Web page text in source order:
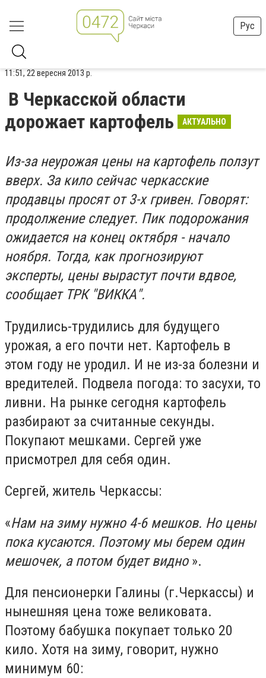
Рус
11:51, 22 вересня 2013 р.
В Черкасской области
дорожает картофель
АКТУАЛЬНО
Из-за неурожая цены на картофель ползут
вверх. За кило сейчас черкасские
продавцы просят от 3-х гривен. Говорят:
продолжение следует. Пик подорожания
ожидается на конец октября - начало
ноября. Тогда, как прогнозируют
эксперты, цены вырастут почти вдвое,
сообщает ТРК "ВИККА".
Трудились-трудились для будущего
урожая, а его почти нет. Картофель в
этом году не уродил. И не из-за болезни и
вредителей. Подвела погода: то засухи, то
ливни. На рынке сегодня картофель
разбирают за считанные секунды.
Покупают мешками. Сергей уже
присмотрел для себя один.
Сергей, житель Черкассы:
«Нам на зиму нужно 4-6 мешков. Но цены
пока кусаются. Поэтому мы берем один
мешочек, а потом будет видно».
Для пенсионерки Галины (г.Черкассы) и
нынешняя цена тоже великовата.
Поэтому бабушка покупает только 20
кило. Хотя на зиму, говорит, нужно
минимум 60: